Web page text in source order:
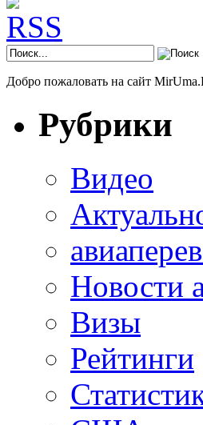
Добро пожаловать на сайт
Рубрики
Видео
Новости
Визы
Рейтинги